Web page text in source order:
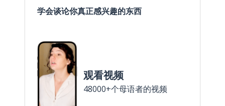
学会谈论你真正感兴趣的东西
观看视频
48000+个母语者的视频